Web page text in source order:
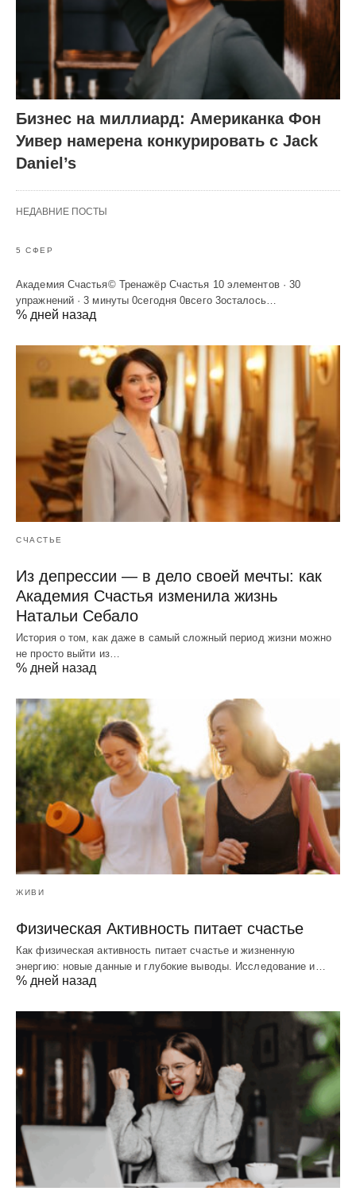
Бизнес на миллиард: Американка Фон
Уивер намерена конкурировать с Jack
Daniel’s
НЕДАВНИЕ ПОСТЫ
5 СФЕР
Академия Счастья© Тренажёр Счастья 10 элементов · 30
упражнений · 3 минуты 0сегодня 0всего 3осталось…
% дней назад
СЧАСТЬЕ
Из депрессии — в дело своей мечты: как
Академия Счастья изменила жизнь
Натальи Себало
История о том, как даже в самый сложный период жизни можно
не просто выйти из…
% дней назад
ЖИВИ
Физическая Активность питает счастье
Как физическая активность питает счастье и жизненную
энергию: новые данные и глубокие выводы. Исследование и…
% дней назад